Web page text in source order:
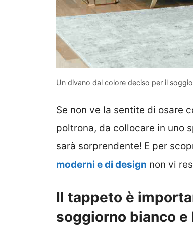
Un divano dal colore deciso per il
Se non ve la sentite di osare
poltrona, da collocare in uno
sarà sorprendente! E per
moderni e di design non vi
Il tappeto è
soggiorno bianco e